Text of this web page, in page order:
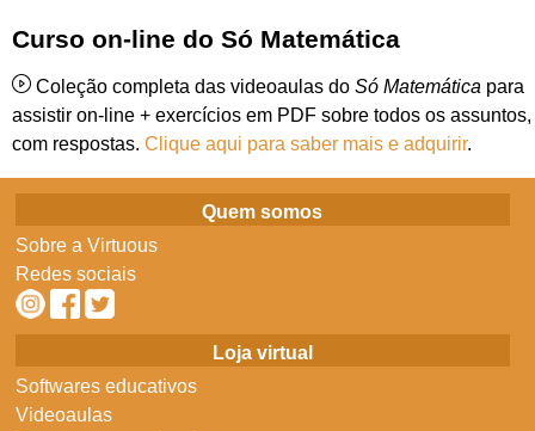
Curso on-line do Só Matemática
Coleção completa das videoaulas do Só Matemática para
assistir on-line + exercícios em PDF sobre todos os assuntos,
com respostas. Clique aqui para saber mais e adquirir.
Quem somos
Sobre a Virtuous
Redes sociais
Loja virtual
Softwares educativos
Videoaulas